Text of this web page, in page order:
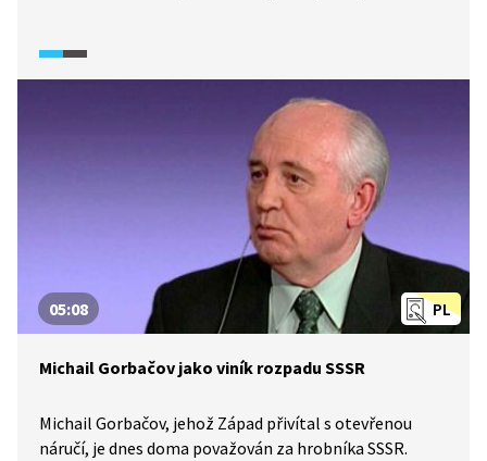
jen Reaganovou zásluhou, ale podílela se na něm celá
PL
05:08
Michail Gorbačov jako viník rozpadu SSSR
Michail Gorbačov, jehož Západ přivítal s otevřenou
náručí, je dnes doma považován za hrobníka SSSR.